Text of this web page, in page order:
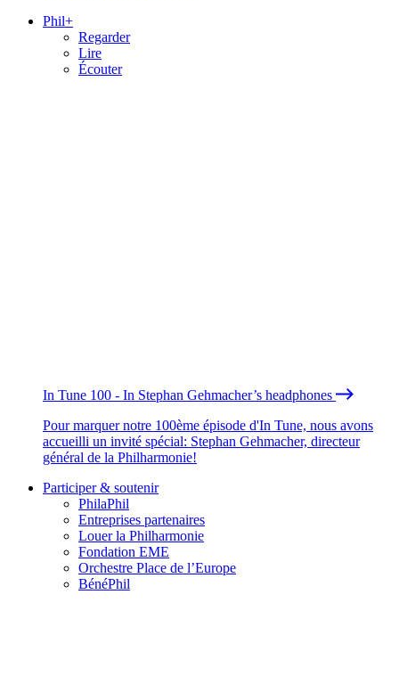
Phil+
Regarder
Lire
Écouter
In Tune 100 - In Stephan Gehmacher’s headphones
Pour marquer notre 100ème épisode d'In Tune, nous avons
accueilli un invité spécial: Stephan Gehmacher, directeur
général de la Philharmonie!
Participer & soutenir
PhilaPhil
Entreprises partenaires
Louer la Philharmonie
Fondation EME
Orchestre Place de l’Europe
BénéPhil